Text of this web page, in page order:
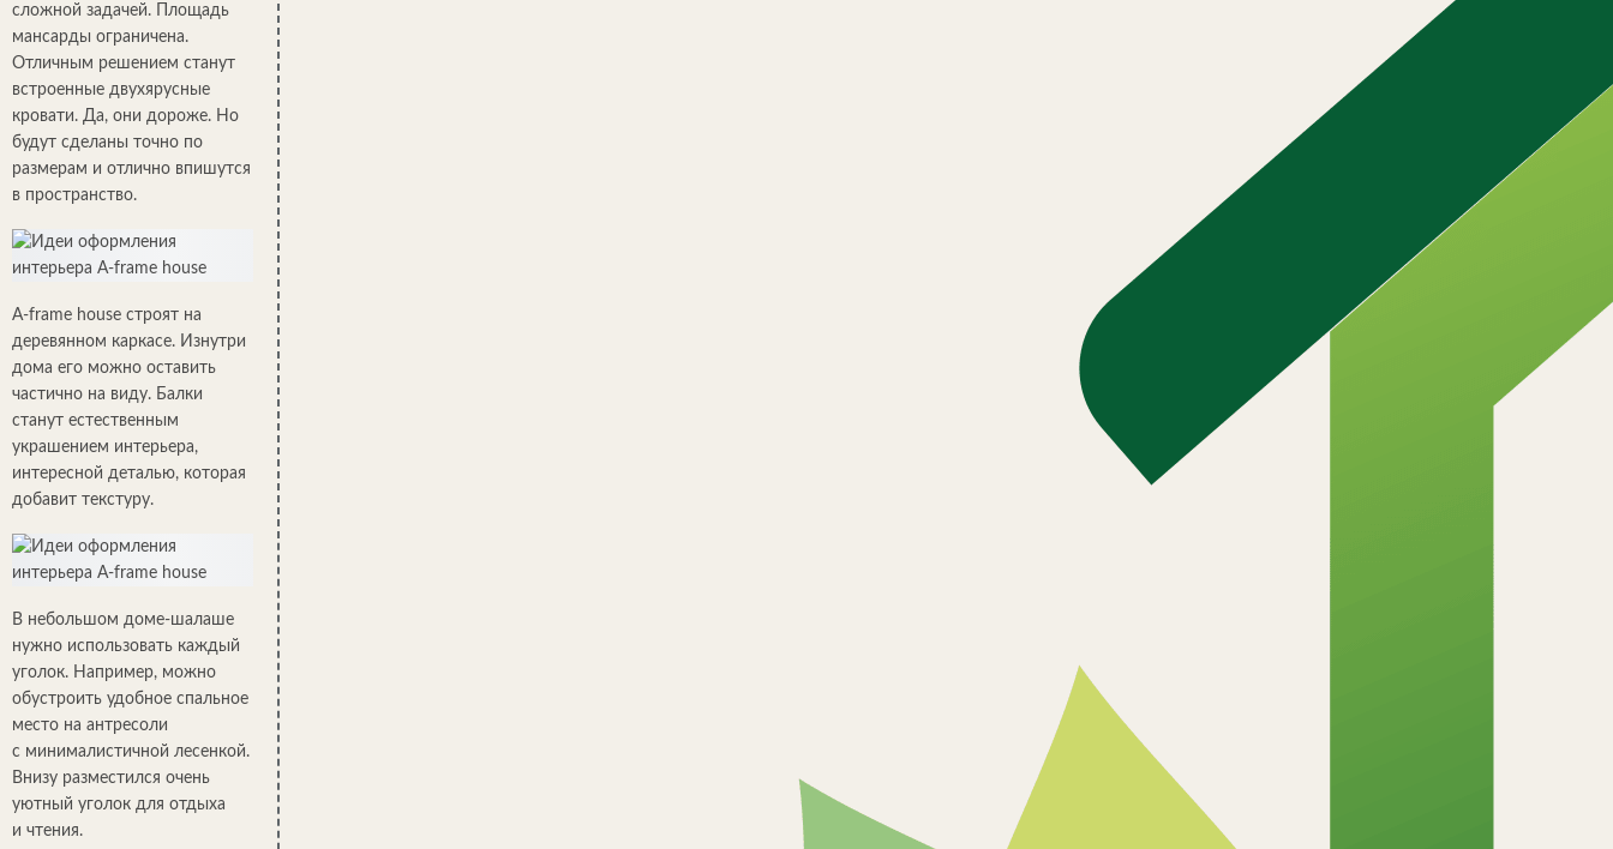
сложной задачей. Площадь
мансарды ограничена.
Отличным решением станут
встроенные двухярусные
кровати. Да, они дороже. Но
будут сделаны точно по
размерам и отлично впишутся
в пространство.
A-frame house строят на
деревянном каркасе. Изнутри
дома его можно оставить
частично на виду. Балки
станут естественным
украшением интерьера,
интересной деталью, которая
добавит текстуру.
В небольшом доме-шалаше
нужно использовать каждый
уголок. Например, можно
обустроить удобное спальное
место на антресоли
с минималистичной лесенкой.
Внизу разместился очень
уютный уголок для отдыха
и чтения.